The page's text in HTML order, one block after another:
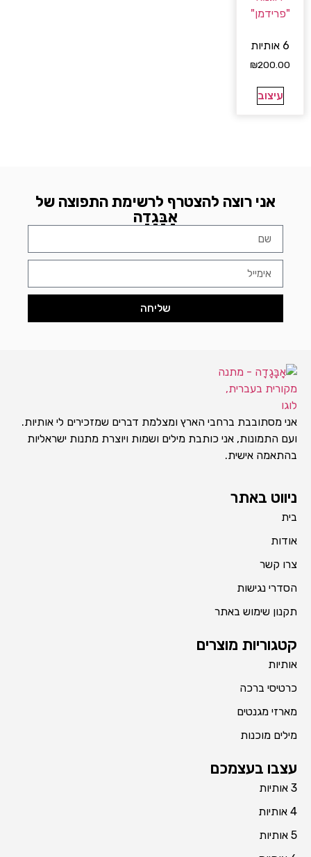
6 אותיות
₪200.00
עיצוב
אני רוצה להצטרף לרשימת התפוצה של
אָבָּגָדָה
שליחה
אני מסתובבת ברחבי הארץ ומצלמת דברים שמזכירים לי אותיות.
ועם התמונות, אני כותבת מילים ושמות ויוצרת מתנות ישראליות
בהתאמה אישית.
ניווט באתר
בית
אודות
צרו קשר
הסדרי נגישות
תקנון שימוש באתר
קטגוריות מוצרים
אותיות
כרטיסי ברכה
מארזי מגנטים
מילים מוכנות
עצבו בעצמכם
3 אותיות
4 אותיות
5 אותיות